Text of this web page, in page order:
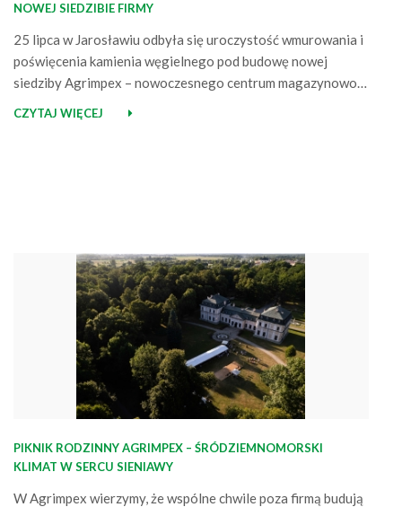
NOWEJ SIEDZIBIE FIRMY
25 lipca w Jarosławiu odbyła się uroczystość wmurowania i
poświęcenia kamienia węgielnego pod budowę nowej
siedziby Agrimpex – nowoczesnego centrum magazynowo-
realizację prowadzi firma ROKTON pod czujnym okiem
CZYTAJ WIĘCEJ
PIKNIK RODZINNY AGRIMPEX – ŚRÓDZIEMNOMORSKI
KLIMAT W SERCU SIENIAWY
W Agrimpex wierzymy, że wspólne chwile poza firmą budują